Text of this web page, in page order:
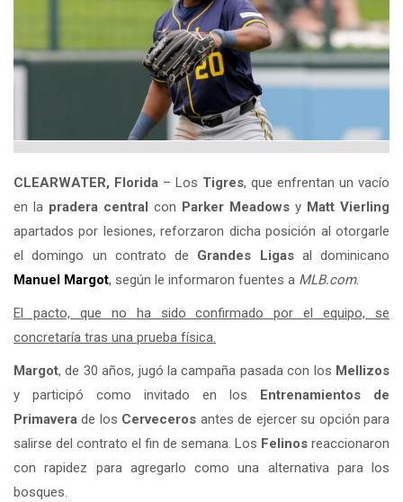
CLEARWATER, Florida – Los Tigres, que enfrentan un vacío
en la pradera central con Parker Meadows y Matt Vierling
apartados por lesiones, reforzaron dicha posición al otorgarle
el domingo un contrato de Grandes Ligasal dominicano
Manuel Margot, según le informaron fuentes a MLB.com.
El pacto, que no ha sido confirmado por el equipo, se
concretaría tras una prueba física.
Margot, de 30 años, jugó la campaña pasada con los Mellizos
y participó como invitado en los Entrenamientos de
Primavera de los Cerveceros antes de ejercer su opción para
salirse del contrato el fin de semana. Los Felinos reaccionaron
con rapidez para agregarlo como una alternativa para los
bosques.